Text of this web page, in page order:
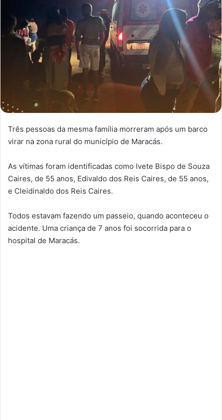
Três pessoas da mesma família morreram após um barco
virar na zona rural do município de Maracás.
As vítimas foram identificadas como Ivete Bispo de Souza
Caires, de 55 anos, Edivaldo dos Reis Caires, de 55 anos,
e Cleidinaldo dos Reis Caires.
Todos estavam fazendo um passeio, quando aconteceu o
acidente. Uma criança de 7 anos foi socorrida para o
hospital de Maracás.